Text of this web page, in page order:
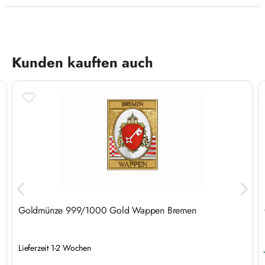
Produktgalerie überspringen
Kunden kauften auch
Goldmünze 999/1000 Gold Wappen Bremen
Lieferzeit 1-2 Wochen